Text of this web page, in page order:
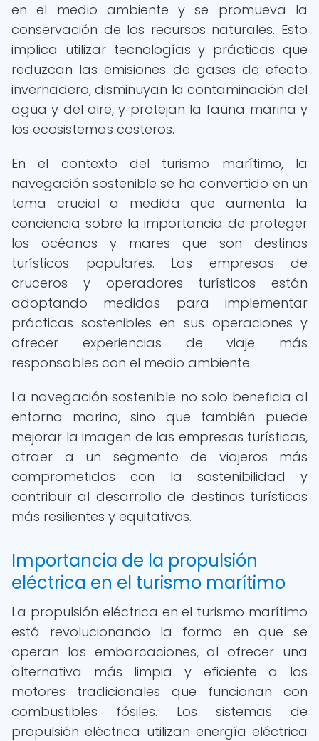
en el medio ambiente y se promueva la
conservación de los recursos naturales. Esto
implica utilizar tecnologías y prácticas que
reduzcan las emisiones de gases de efecto
invernadero, disminuyan la contaminación del
agua y del aire, y protejan la fauna marina y
los ecosistemas costeros.
En el contexto del turismo marítimo, la
navegación sostenible se ha convertido en un
tema crucial a medida que aumenta la
conciencia sobre la importancia de proteger
los océanos y mares que son destinos
turísticos populares. Las empresas de
cruceros y operadores turísticos están
adoptando medidas para implementar
prácticas sostenibles en sus operaciones y
ofrecer experiencias de viaje más
responsables con el medio ambiente.
La navegación sostenible no solo beneficia al
entorno marino, sino que también puede
mejorar la imagen de las empresas turísticas,
atraer a un segmento de viajeros más
comprometidos con la sostenibilidad y
contribuir al desarrollo de destinos turísticos
más resilientes y equitativos.
Importancia de la propulsión
eléctrica en el turismo marítimo
La propulsión eléctrica en el turismo marítimo
está revolucionando la forma en que se
operan las embarcaciones, al ofrecer una
alternativa más limpia y eficiente a los
motores tradicionales que funcionan con
combustibles fósiles. Los sistemas de
propulsión eléctrica utilizan energía eléctrica